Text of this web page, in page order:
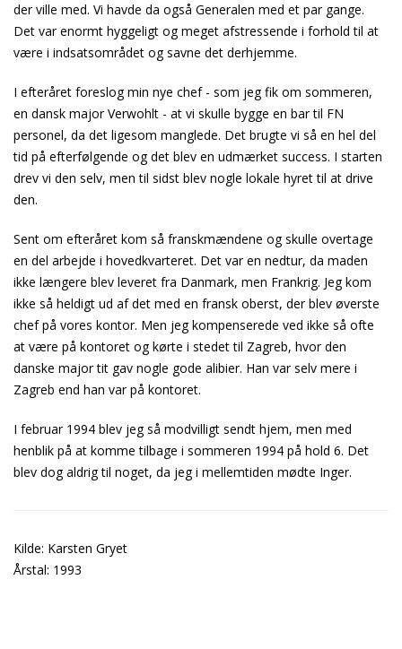
der ville med. Vi havde da også Generalen med et par gange.
Det var enormt hyggeligt og meget afstressende i forhold til at
være i indsatsområdet og savne det derhjemme.
I efteråret foreslog min nye chef - som jeg fik om sommeren,
en dansk major Verwohlt - at vi skulle bygge en bar til FN
personel, da det ligesom manglede. Det brugte vi så en hel del
tid på efterfølgende og det blev en udmærket success. I starten
drev vi den selv, men til sidst blev nogle lokale hyret til at drive
den.
Sent om efteråret kom så franskmændene og skulle overtage
en del arbejde i hovedkvarteret. Det var en nedtur, da maden
ikke længere blev leveret fra Danmark, men Frankrig. Jeg kom
ikke så heldigt ud af det med en fransk oberst, der blev øverste
chef på vores kontor. Men jeg kompenserede ved ikke så ofte
at være på kontoret og kørte i stedet til Zagreb, hvor den
danske major tit gav nogle gode alibier. Han var selv mere i
Zagreb end han var på kontoret.
I februar 1994 blev jeg så modvilligt sendt hjem, men med
henblik på at komme tilbage i sommeren 1994 på hold 6. Det
blev dog aldrig til noget, da jeg i mellemtiden mødte Inger.
Kilde: Karsten Gryet
Årstal: 1993